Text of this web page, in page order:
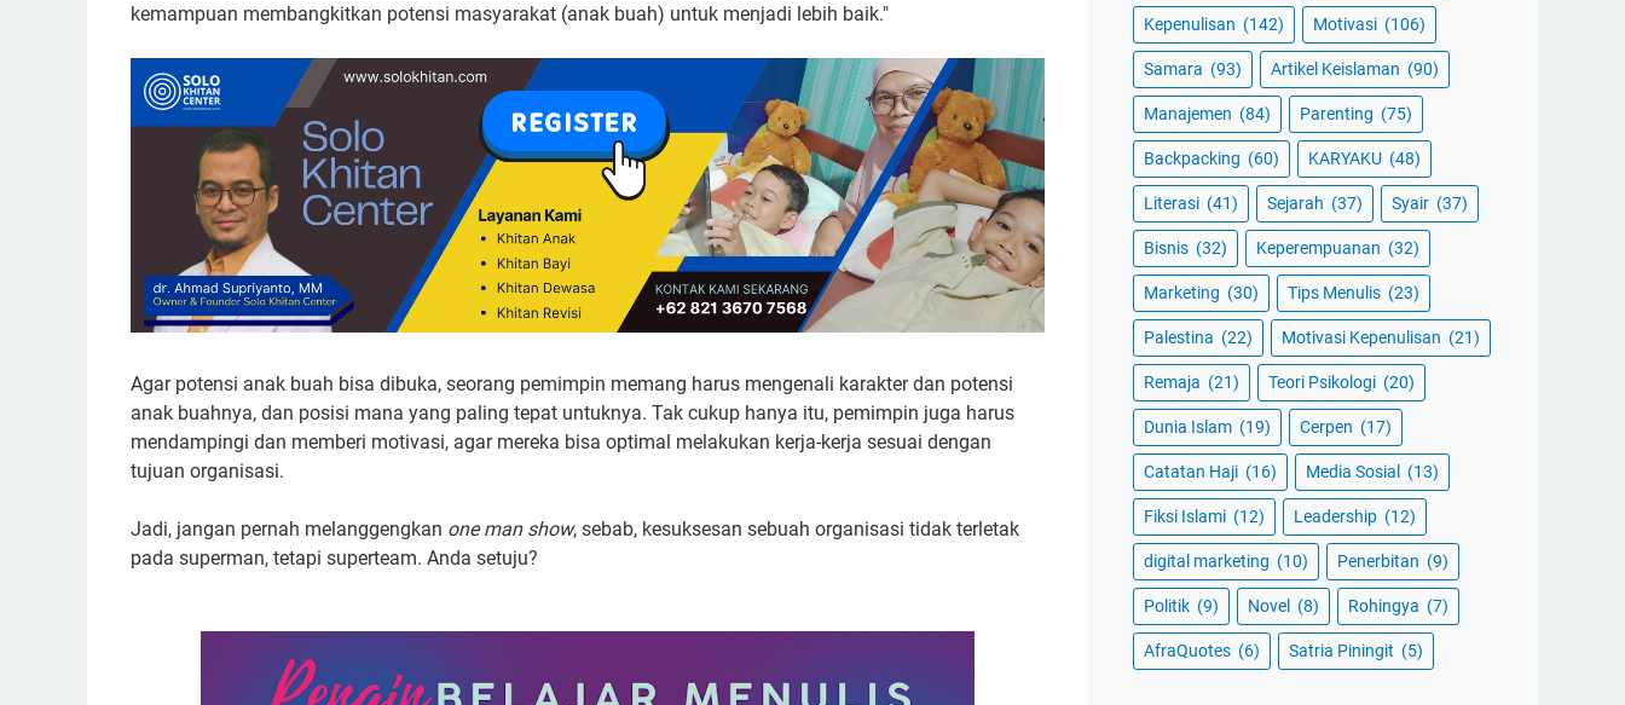
kemampuan membangkitkan potensi masyarakat (anak buah) untuk menjadi lebih baik."
Agar potensi anak buah bisa dibuka, seorang pemimpin memang harus mengenali karakter dan potensi
anak buahnya, dan posisi mana yang paling tepat untuknya. Tak cukup hanya itu, pemimpin juga harus
mendampingi dan memberi motivasi, agar mereka bisa optimal melakukan kerja-kerja sesuai dengan
tujuan organisasi.
Jadi, jangan pernah melanggengkan one man show, sebab, kesuksesan sebuah organisasi tidak terletak
pada superman, tetapi superteam. Anda setuju?
Kepenulisan (142) Motivasi (106)
Samara (93) Artikel Keislaman (90)
Manajemen (84) Parenting (75)
Backpacking (60) KARYAKU (48)
Literasi (41) Sejarah (37) Syair (37)
Bisnis (32) Keperempuanan (32)
Marketing (30) Tips Menulis (23)
Palestina (22) Motivasi Kepenulisan (21)
Remaja (21) Teori Psikologi (20)
Dunia Islam (19) Cerpen (17)
Catatan Haji (16) Media Sosial (13)
Fiksi Islami (12) Leadership (12)
digital marketing (10) Penerbitan (9)
Politik (9) Novel (8) Rohingya (7)
AfraQuotes (6) Satria Piningit (5)